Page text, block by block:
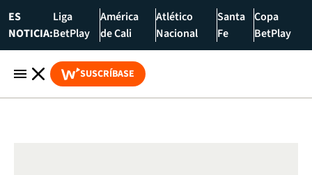
ES
NOTICIA:
Liga
BetPlay
América
de Cali
Atlético
Nacional
Santa
Fe
Copa
BetPlay
SUSCRÍBASE